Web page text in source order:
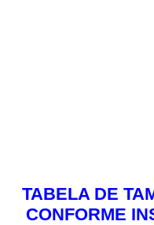
TABELA DE
CONFORME